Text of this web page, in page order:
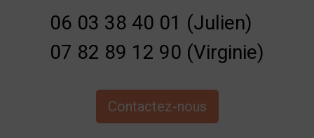
06 03 38 40 01 (Julien)
07 82 89 12 90 (Virginie)
Contactez-nous